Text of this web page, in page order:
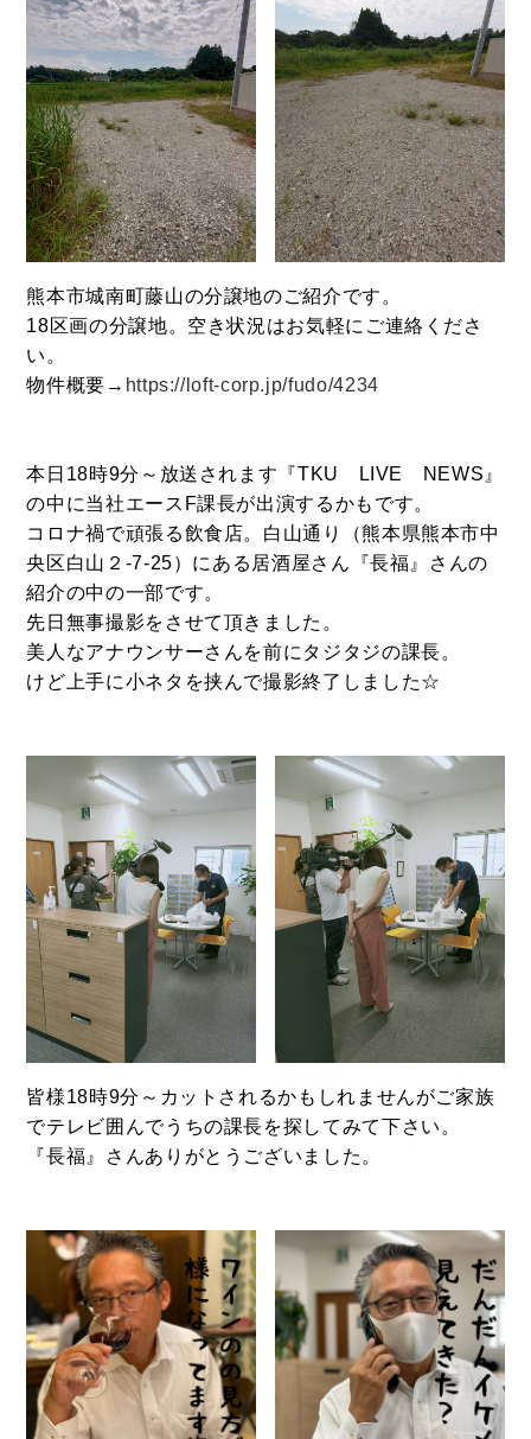
BUY 売買物件
SELL 物件の売却
DEVELOP
熊本市城南町藤山の分譲地のご紹介です。
18区画の分譲地。空き状況はお気軽にご連絡くださ
い。
物件概要→ https://loft-corp.jp/fudo/4234
本日18時9分～放送されます『TKU LIVE NEWS』
の中に当社エースF課長が出演するかもです。
コロナ禍で頑張る飲食店。白山通り（熊本県熊本市中
央区白山２-7-25）にある居酒屋さん『長福』さんの
紹介の中の一部です。
先日無事撮影をさせて頂きました。
美人なアナウンサーさんを前にタジタジの課長。
けど上手に小ネタを挟んで撮影終了しました☆
皆様18時9分～カットされるかもしれませんがご家族
でテレビ囲んでうちの課長を探してみて下さい。
『長福』さんありがとうございました。